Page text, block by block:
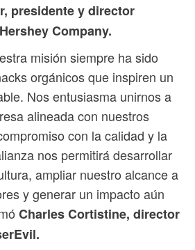
presidente y director
Company.
misión siempre ha sido
orgánicos que inspiren un
Nos entusiasma unirnos a
alineada con nuestros
con la calidad y la
nos permitirá desarrollar
ampliar nuestro alcance a
y generar un impacto aún
Charles Cortistine, director